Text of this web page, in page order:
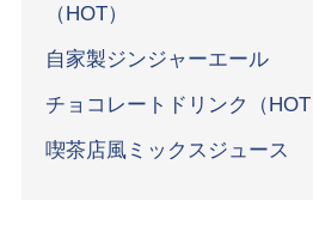
（HOT）
自家製ジンジャーエール
チョコレートドリンク（HOT
喫茶店風ミックスジュース